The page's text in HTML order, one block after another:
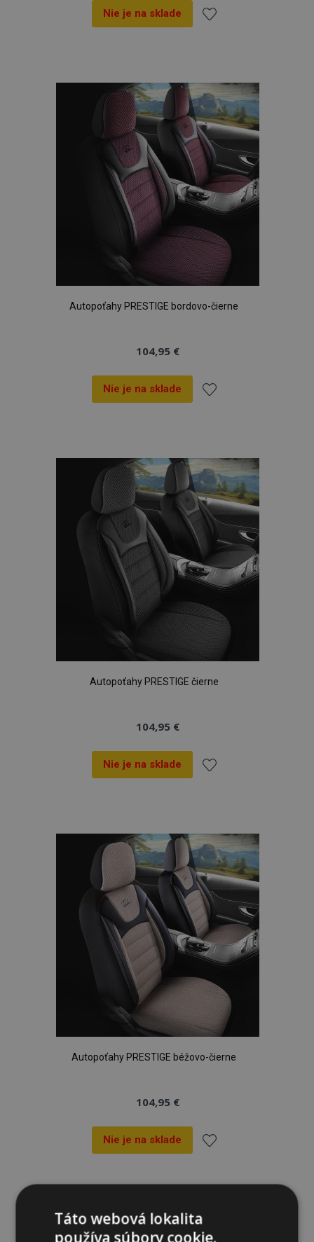
Nie je na sklade
zoznamu
prianí
Autopoťahy PRESTIGE bordovo-čierne
104,95 €
Nie je na sklade
zoznamu
prianí
Autopoťahy PRESTIGE čierne
104,95 €
Nie je na sklade
zoznamu
prianí
Autopoťahy PRESTIGE béžovo-čierne
104,95 €
Nie je na sklade
zoznamu
Táto webová lokalita
používa súbory cookie.